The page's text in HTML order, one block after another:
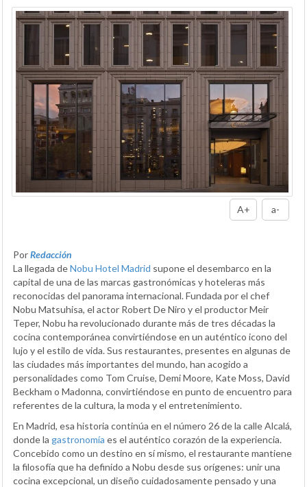
A+ a-
PorRedacción
La llegada deNobu Hotel Madrid supone el desembarco en la
capital de una de las marcas gastronómicas y hoteleras más
reconocidas del panorama internacional. Fundada por el chef
Nobu Matsuhisa, el actor Robert De Niro y el productor Meir
Teper, Nobu ha revolucionado durante más de tres décadas la
cocina contemporánea convirtiéndose en un auténtico icono del
lujo y el estilo de vida. Sus restaurantes, presentes en algunas de
las ciudades más importantes del mundo, han acogido a
personalidades como Tom Cruise, Demi Moore, Kate Moss, David
Beckham o Madonna, convirtiéndose en punto de encuentro para
referentes de la cultura, la moda y el entretenimiento.
En Madrid, esa historia continúa en el número 26 de la calle Alcalá,
donde la gastronomía es el auténtico corazón de la experiencia.
Concebido como un destino en sí mismo, el restaurante mantiene
la filosofía que ha definido a Nobu desde sus orígenes: unir una
cocina excepcional, un diseño cuidadosamente pensado y una